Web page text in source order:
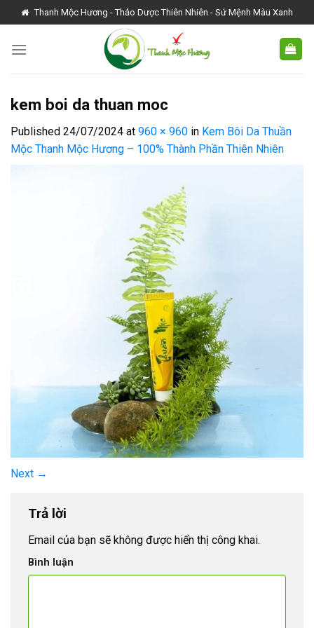
Skip
to
content
Thanh Mộc Hương - Thảo Dược Thiên Nhiên - Sứ Mệnh Màu Xanh
kem boi da thuan moc
Published 24/07/2024 at 960 × 960 in Kem Bôi Da Thuần
Mộc Thanh Mộc Hương – 100% Thành Phần Thiên Nhiên
Next →
Trả lời
Email của bạn sẽ không được hiển thị công khai.
Bình luận